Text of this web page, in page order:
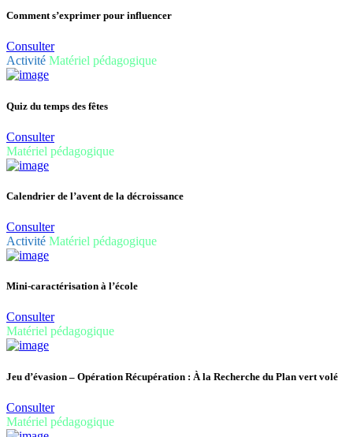
Comment s’exprimer pour influencer
Consulter
Activité Matériel pédagogique
Quiz du temps des fêtes
Consulter
Matériel pédagogique
Calendrier de l’avent de la décroissance
Consulter
Activité Matériel pédagogique
Mini-caractérisation à l’école
Consulter
Matériel pédagogique
Jeu d’évasion – Opération Récupération : À la Recherche du Plan vert volé
Consulter
Matériel pédagogique